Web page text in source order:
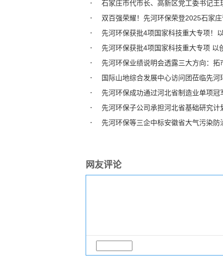
石家庄市代市长、高新区党工委书记王
双百强荣耀！先河环保荣登2025石家
先河环保获批4项国家科技重大专项！
先河环保获批4项国家科技重大专项 以
先河环保业绩说明会透露三大方向：
国际山地综合发展中心访问团莅临先
先河环保成功通过河北省制造业单项冠
先河环保子公司承担河北省基础研究计
先河环保等三企中标安徽省大气污染防
网友评论